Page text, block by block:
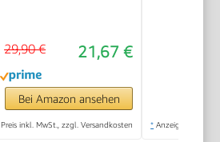
21,67 €
29,90 €
Bei Amazon ansehen
Preis inkl. MwSt., zzgl. Versandkosten * Anzeige